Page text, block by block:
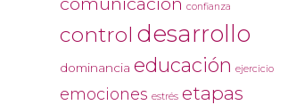
confianza
control desarrollo
dominancia educación ejercicio
emociones estrés etapas